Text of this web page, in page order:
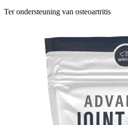
Ter ondersteuning van osteoartritis